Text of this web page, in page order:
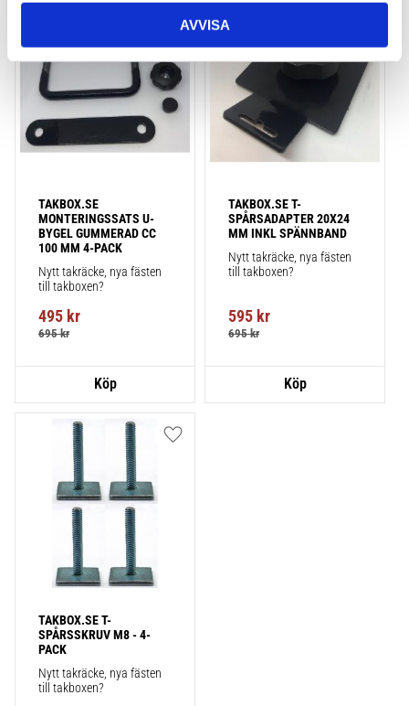
AVVISA
TAKBOX.SE
MONTERINGSSATS U-
BYGEL GUMMERAD CC
100 MM 4-PACK
Nytt takräcke, nya fästen
till takboxen?
495 kr
695kr
Lägg till i favoriter
TAKBOX.SE T-
SPÅRSADAPTER 20X24
MM INKL SPÄNNBAND
Nytt takräcke, nya fästen
till takboxen?
595 kr
695kr
TAKBOX.SE T-
SPÅRSSKRUV M8 - 4-
PACK
Nytt takräcke, nya fästen
till takboxen?
Lägg till i favoriter